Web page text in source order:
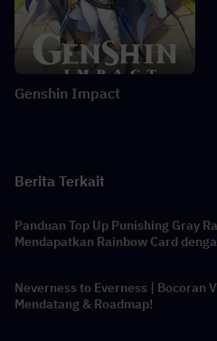
Genshin Impact
Berita Terkait
Panduan Top Up Punishing Gray
Mendapatkan Rainbow Card
Neverness to Everness | Bocoran
Mendatang & Roadmap!